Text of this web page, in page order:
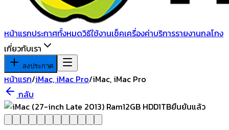
หน้าแรกประกาศทั้งหมดวิธีใช้งานเช็คเครื่องค่าบริการรายงานกลโกง
เกี่ยวกับเรา
ลงประกาศ
หน้าแรก/iMac, iMac Pro/iMac, iMac Pro
กลับ
ยืนยันแล้ว